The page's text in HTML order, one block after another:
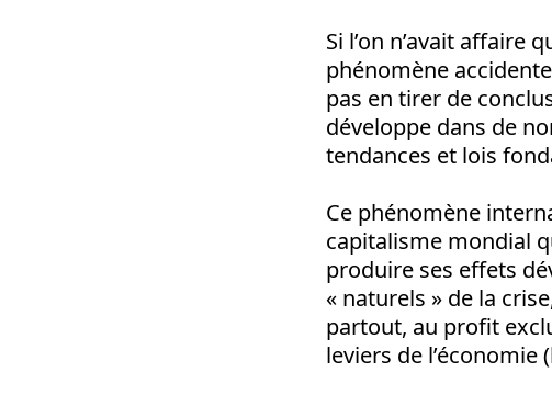
Si l’on n’avait affaire
phénomène
pas en tirer de
développe dans de
tendances et lois
Ce phénomène
capitalisme mondial
produire ses effets
« naturels » de la
partout, au profit
leviers de